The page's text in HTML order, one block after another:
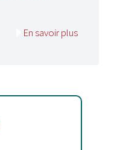
En savoir plus